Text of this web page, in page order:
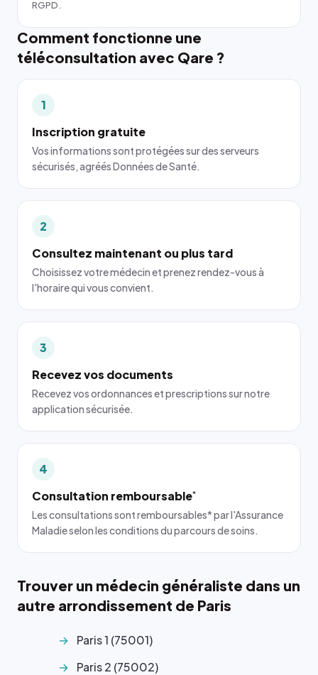
RGPD.
Comment fonctionne une
téléconsultation avec Qare ?
1
Inscription gratuite
Vos informations sont protégées sur des serveurs
sécurisés, agréés Données de Santé.
2
Consultez maintenant ou plus tard
Choisissez votre médecin et prenez rendez-vous à
l'horaire qui vous convient.
3
Recevez vos documents
Recevez vos ordonnances et prescriptions sur notre
application sécurisée.
4
Consultation remboursable*
Les consultations sont remboursables* par l'Assurance
Maladie selon les conditions du parcours de soins.
Trouver un médecin généraliste dans un
autre arrondissement de Paris
Paris 1 (75001)
Paris 2 (75002)